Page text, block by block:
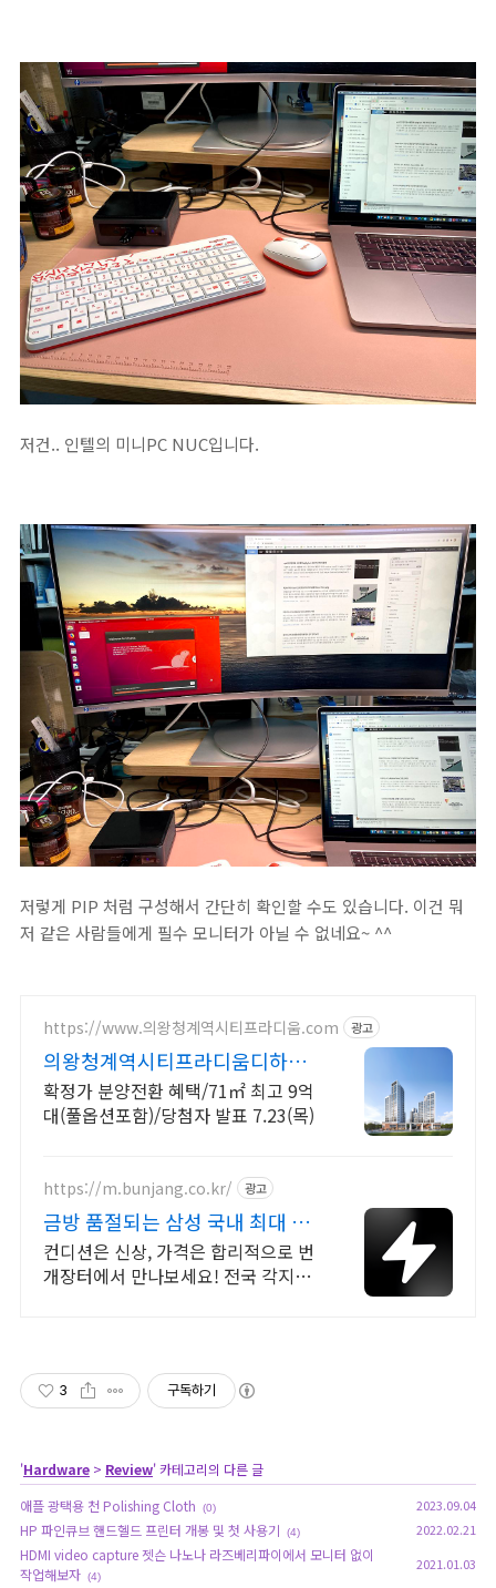
저건.. 인텔의 미니PC NUC입니다.
저렇게 PIP 처럼 구성해서 간단히 확인할 수도 있습니다. 이건 뭐
저 같은 사람들에게 필수 모니터가 아닐 수 없네요~ ^^
https://www.의왕청계역시티프라디움.com 광고
의왕청계역시티프라디움디하모
니
확정가 분양전환 혜택/71㎡ 최고 9억
대(풀옵션포함)/당첨자 발표 7.23(목)
https://m.bunjang.co.kr/ 광고
금방 품절되는 삼성 국내 최대 브
랜드 중고거래
컨디션은 신상, 가격은 합리적으로 번
개장터에서 만나보세요! 전국 각지에
3 구독하기
'Hardware > Review' 카테고리의 다른 글
애플 광택용 천 Polishing Cloth
(0) 2023.09.04
HP 파인큐브 핸드헬드 프린터 개봉 및 첫 사용기 (4) 2022.02.21
HDMI video capture 젯슨 나노나 라즈베리파이에서 모니터 없이
작업해보자 (4)
2021.01.03